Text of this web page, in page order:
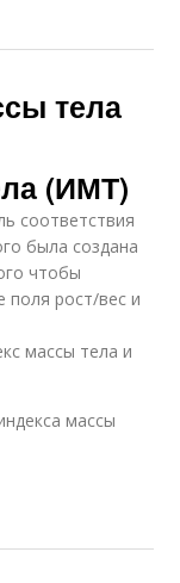
тела
(ИМТ)
соответствия
была создана
чтобы
поля рост/вес и
массы тела и
массы